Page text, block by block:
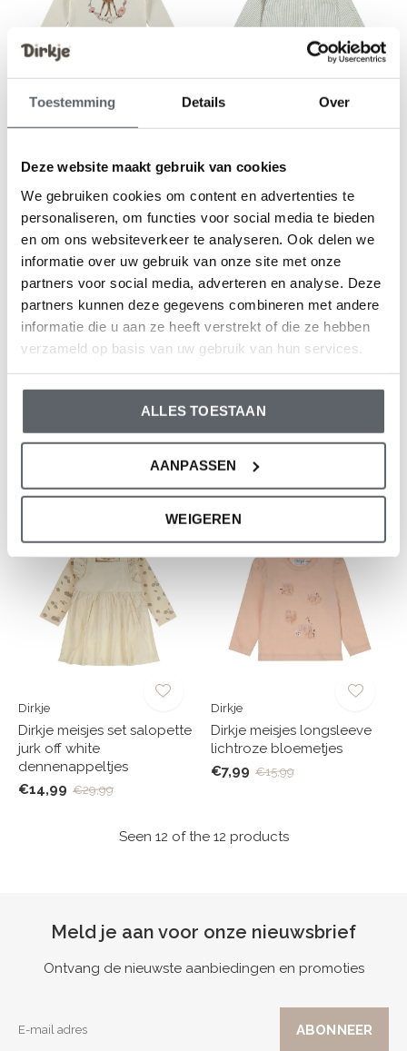
Toestemming Details Over
Deze website maakt gebruik van cookies
We gebruiken cookies om content en advertenties te
personaliseren, om functies voor social media te bieden
en om ons websiteverkeer te analyseren. Ook delen we
informatie over uw gebruik van onze site met onze
partners voor social media, adverteren en analyse. Deze
partners kunnen deze gegevens combineren met andere
informatie die u aan ze heeft verstrekt of die ze hebben
verzameld op basis van uw gebruik van hun services.
ALLES TOESTAAN
AANPASSEN
WEIGEREN
Dirkje
Dirkje meisjes longsleeve
€15,99
Dirkje
Dirkje meisjes blouse blauw
€11,49 €22,99
Dirkje meisjes set blouse
legging haarband roze
Dirkje meisjes set blouse
legging haarband off white
stip
Dirkje
Dirkje meisjes set salopette
jurk off white
dennenappeltjes
€14,99 €29,99
Dirkje
Dirkje meisjes longsleeve
lichtroze bloemetjes
€7,99 €15,99
Seen 12 of the 12 products
Meld je aan voor onze nieuwsbrief
Ontvang de nieuwste aanbiedingen en promoties